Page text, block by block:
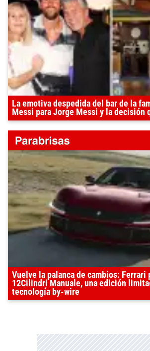
La emotiva despedida del bar de la
Messi para Jorge Messi y la decisión
Vuelve la palanca de cambios: Ferrari
12Cilindri Manuale, una edición
tecnología by-wire